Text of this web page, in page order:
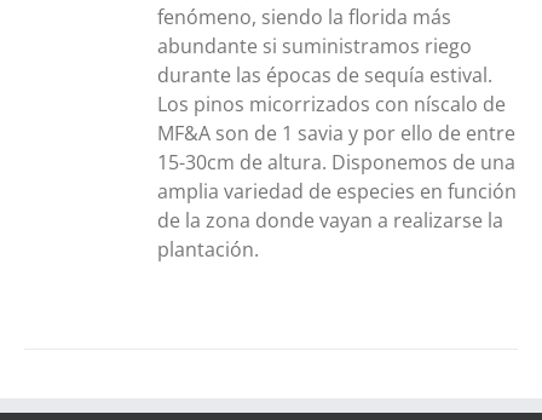
fenómeno, siendo la florida más
abundante si suministramos riego
durante las épocas de sequía estival.
Los pinos micorrizados con níscalo de
MF&A son de 1 savia y por ello de entre
15-30cm de altura. Disponemos de una
amplia variedad de especies en función
de la zona donde vayan a realizarse la
plantación.